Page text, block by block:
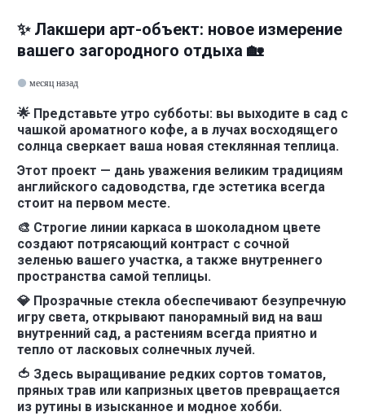
✨ Лакшери арт-объект: новое измерение
вашего загородного отдыха 🏡
месяц назад
🌟 Представьте утро субботы: вы выходите в сад с
чашкой ароматного кофе, а в лучах восходящего
солнца сверкает ваша новая стеклянная теплица.
Этот проект — дань уважения великим традициям
английского садоводства, где эстетика всегда
стоит на первом месте.
🎨 Строгие линии каркаса в шоколадном цвете
создают потрясающий контраст с сочной
зеленью вашего участка, а также внутреннего
пространства самой теплицы.
💎 Прозрачные стекла обеспечивают безупречную
игру света, открывают панорамный вид на ваш
внутренний сад, а растениям всегда приятно и
тепло от ласковых солнечных лучей.
🍅 Здесь выращивание редких сортов томатов,
пряных трав или капризных цветов превращается
из рутины в изысканное и модное хобби.